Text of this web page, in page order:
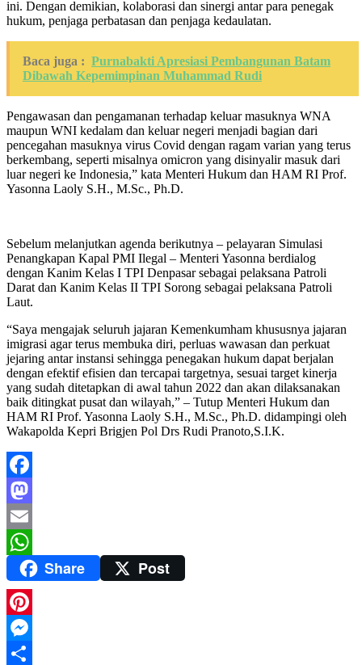
ini. Dengan demikian, kolaborasi dan sinergi antar para penegak
hukum, penjaga perbatasan dan penjaga kedaulatan.
Baca juga : Purnabakti Apresiasi Pembangunan Batam
Dibawah Kepemimpinan Muhammad Rudi
Pengawasan dan pengamanan terhadap keluar masuknya WNA
maupun WNI kedalam dan keluar negeri menjadi bagian dari
pencegahan masuknya virus Covid dengan ragam varian yang terus
berkembang, seperti misalnya omicron yang disinyalir masuk dari
luar negeri ke Indonesia,” kata Menteri Hukum dan HAM RI Prof.
Yasonna Laoly S.H., M.Sc., Ph.D.
Sebelum melanjutkan agenda berikutnya – pelayaran Simulasi
Penangkapan Kapal PMI Ilegal – Menteri Yasonna berdialog
dengan Kanim Kelas I TPI Denpasar sebagai pelaksana Patroli
Darat dan Kanim Kelas II TPI Sorong sebagai pelaksana Patroli
Laut.
“Saya mengajak seluruh jajaran Kemenkumham khususnya jajaran
imigrasi agar terus membuka diri, perluas wawasan dan perkuat
jejaring antar instansi sehingga penegakan hukum dapat berjalan
dengan efektif efisien dan tercapai targetnya, sesuai target kinerja
yang sudah ditetapkan di awal tahun 2022 dan akan dilaksanakan
baik ditingkat pusat dan wilayah,” – Tutup Menteri Hukum dan
HAM RI Prof. Yasonna Laoly S.H., M.Sc., Ph.D. didampingi oleh
Wakapolda Kepri Brigjen Pol Drs Rudi Pranoto,S.I.K.
Facebook
Mastodon
Email
WhatsAppShare Post
Pinterest
Messenger